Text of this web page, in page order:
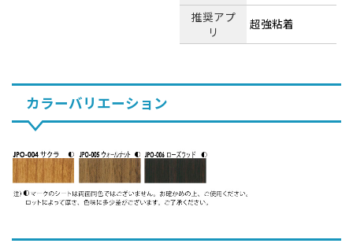
推奨アプ
リ
超強粘着
カラーバリエーション